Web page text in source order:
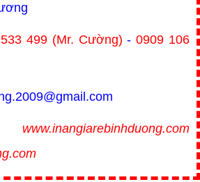
499 (Mr. Cường) -0909 106
www.inangiarebinhduong.com